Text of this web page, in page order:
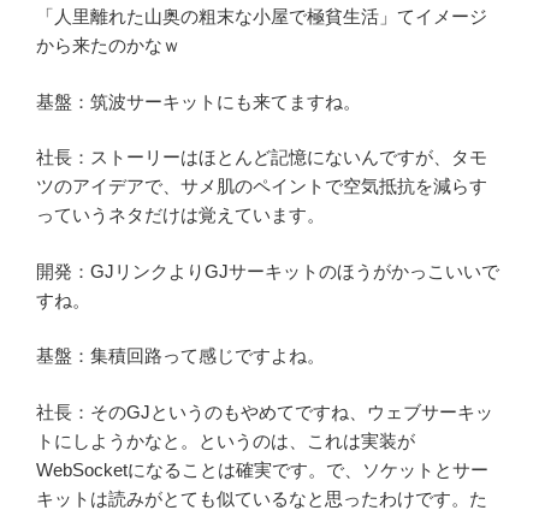
「人里離れた山奥の粗末な小屋で極貧生活」てイメージ
から来たのかなｗ
基盤：筑波サーキットにも来てますね。
社長：ストーリーはほとんど記憶にないんですが、タモ
ツのアイデアで、サメ肌のペイントで空気抵抗を減らす
っていうネタだけは覚えています。
開発：GJリンクよりGJサーキットのほうがかっこいいで
すね。
基盤：集積回路って感じですよね。
社長：そのGJというのもやめてですね、ウェブサーキッ
トにしようかなと。というのは、これは実装が
WebSocketになることは確実です。で、ソケットとサー
キットは読みがとても似ているなと思ったわけです。た